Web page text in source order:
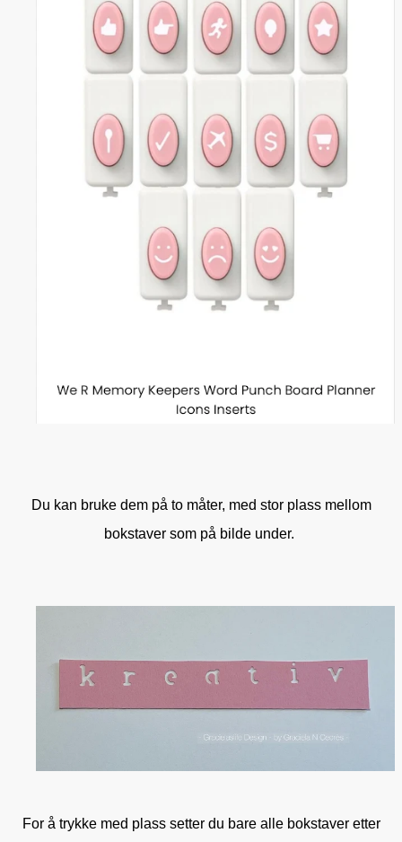
Du kan bruke dem på to måter, med stor plass mellom
bokstaver som på bilde under.
For å trykke med plass setter du bare alle bokstaver etter